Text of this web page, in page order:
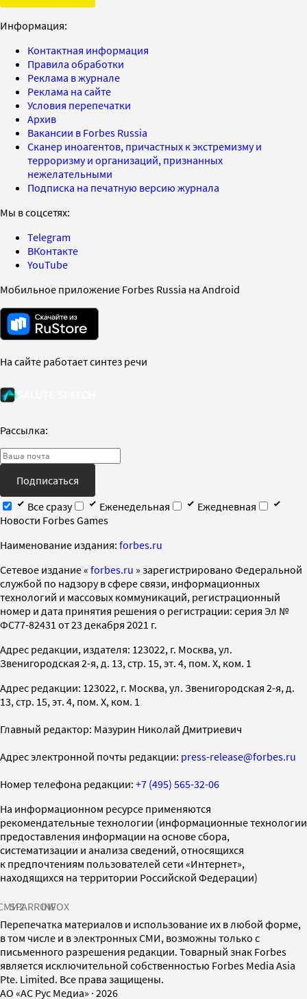
Информация:
Контактная информация
Правила обработки
Реклама в журнале
Реклама на сайте
Условия перепечатки
Архив
Вакансии в Forbes Russia
Сканер иноагентов, причастных к экстремизму и
терроризму и организаций, признанных
нежелательными
Подписка на печатную версию журнала
Мы в соцсетях:
Telegram
ВКонтакте
YouTube
Мобильное приложение Forbes Russia на Android
На сайте работает синтез речи
Рассылка:
Подписаться
Все сразу
Еженедельная
Ежедневная
Новости Forbes Games
Наименование издания: forbes.ru
Cетевое издание « forbes.ru » зарегистрировано Федеральной
службой по надзору в сфере связи, информационных
технологий и массовых коммуникаций, регистрационный
номер и дата принятия решения о регистрации: серия Эл №
ФС77-82431 от 23 декабря 2021 г.
Адрес редакции, издателя: 123022, г. Москва, ул.
Звенигородская 2-я, д. 13, стр. 15, эт. 4, пом. X, ком. 1
Адрес редакции: 123022, г. Москва, ул. Звенигородская 2-я, д.
13, стр. 15, эт. 4, пом. X, ком. 1
Главный редактор: Мазурин Николай Дмитриевич
Адрес электронной почты редакции: press-release@forbes.ru
Номер телефона редакции: +7 (495) 565-32-06
На информационном ресурсе применяются
рекомендательные технологии (информационные технологии
предоставления информации на основе сбора,
систематизации и анализа сведений, относящихся
к предпочтениям пользователей сети «Интернет»,
находящихся на территории Российской Федерации)
SPARROWINFOX
Перепечатка материалов и использование их в любой форме,
в том числе и в электронных СМИ, возможны только с
письменного разрешения редакции. Товарный знак Forbes
является исключительной собственностью Forbes Media Asia
Pte. Limited. Все права защищены.
AO «АС Рус Медиа» · 2026